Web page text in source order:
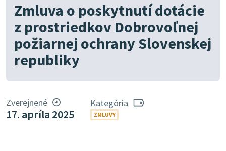
Zmluva o poskytnutí dotácie
z prostriedkov Dobrovoľnej
požiarnej ochrany Slovenskej
republiky
Zverejnené
17. apríla 2025
Kategória
ZMLUVY